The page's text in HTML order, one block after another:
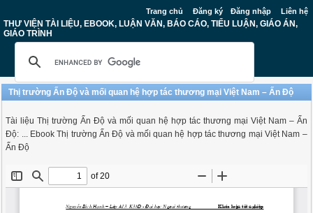
Trang chủ Đăng ký Đăng nhập Liên hệ
THƯ VIỆN TÀI LIỆU, EBOOK, LUẬN VĂN, BÁO CÁO, TIỂU LUẬN, GIÁO ÁN,
GIÁO TRÌNH
Thị trường Ấn Độ và mối quan hệ hợp tác thương mại Việt Nam – Ấn Độ
Tài liệu Thị trường Ấn Độ và mối quan hệ hợp tác thương mại Việt Nam – Ấn
Độ: ... Ebook Thị trường Ấn Độ và mối quan hệ hợp tác thương mại Việt Nam –
Ấn Độ